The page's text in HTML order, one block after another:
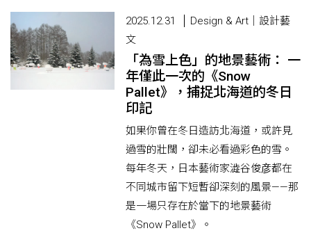
2025.12.31
Design & Art｜設計藝
文
「為雪上色」的地景藝術： 一
年僅此一次的《Snow
Pallet》，捕捉北海道的冬日
印記
如果你曾在冬日造訪北海道，或許見
過雪的壯闊，卻未必看過彩色的雪。
每年冬天，日本藝術家澁谷俊彦都在
不同城市留下短暫卻深刻的風景——那
是一場只存在於當下的地景藝術
《Snow Pallet》。